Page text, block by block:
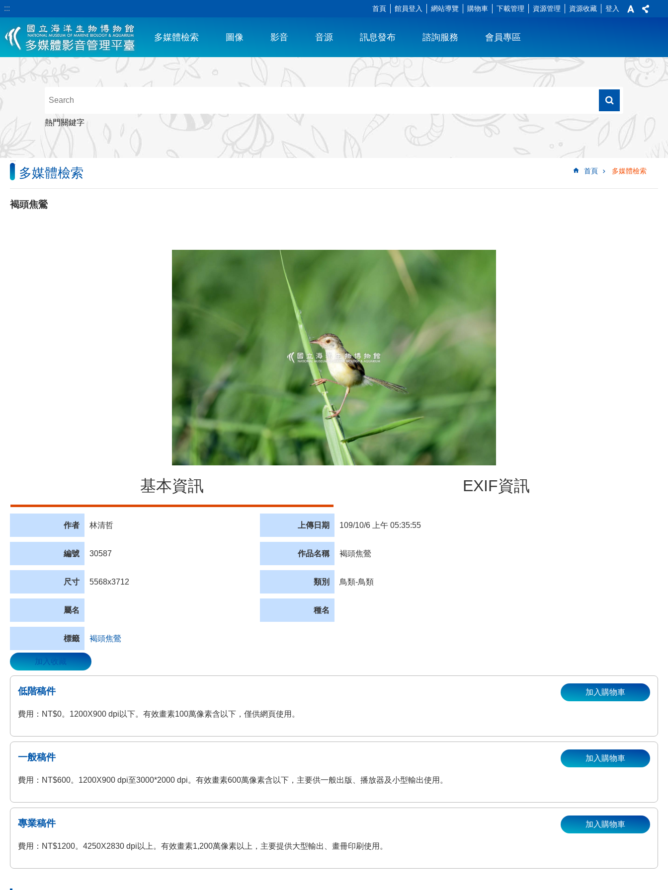
跳到主要內容區塊
::: 首頁 館員登入 網站導覽 購物車 下載管理 資源管理 資源收藏 登入
多媒體檢索 圖像 影音 音源 訊息發布 諮詢服務 會員專區
熱門關鍵字
:::
首頁 多媒體檢索
多媒體檢索
褐頭焦鶯
基本資訊 EXIF資訊
作者 林清哲 上傳日期 109/10/6 上午 05:35:55
編號 30587 作品名稱 褐頭焦鶯
尺寸 5568x3712 類別 鳥類-鳥類
屬名 種名
標籤 褐頭焦鶯
加入收藏
低階稿件
費用：NT$0。1200X900 dpi以下。有效畫素100萬像素含以下，僅供網頁使用。
加入購物車
一般稿件
費用：NT$600。1200X900 dpi至3000*2000 dpi。有效畫素600萬像素含以下，主要供一般出版、播放器及小型輸出使用。
加入購物車
專業稿件
費用：NT$1200。4250X2830 dpi以上。有效畫素1,200萬像素以上，主要提供大型輸出、畫冊印刷使用。
加入購物車